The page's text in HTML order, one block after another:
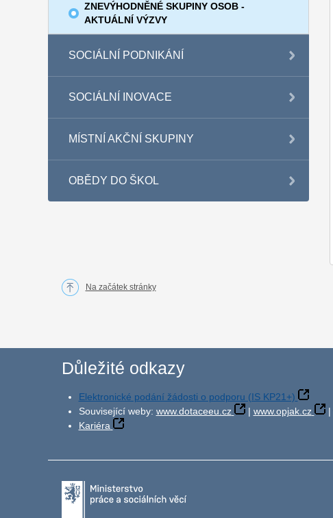
ZNEVÝHODNĚNÉ SKUPINY OSOB -
AKTUÁLNÍ VÝZVY
SOCIÁLNÍ PODNIKÁNÍ
SOCIÁLNÍ INOVACE
MÍSTNÍ AKČNÍ SKUPINY
OBĚDY DO ŠKOL
Na začátek stránky
Důležité odkazy
Elektronické podání žádosti o podporu (IS KP21+)
Související weby: www.dotaceeu.cz | www.opjak.cz |
Kariéra